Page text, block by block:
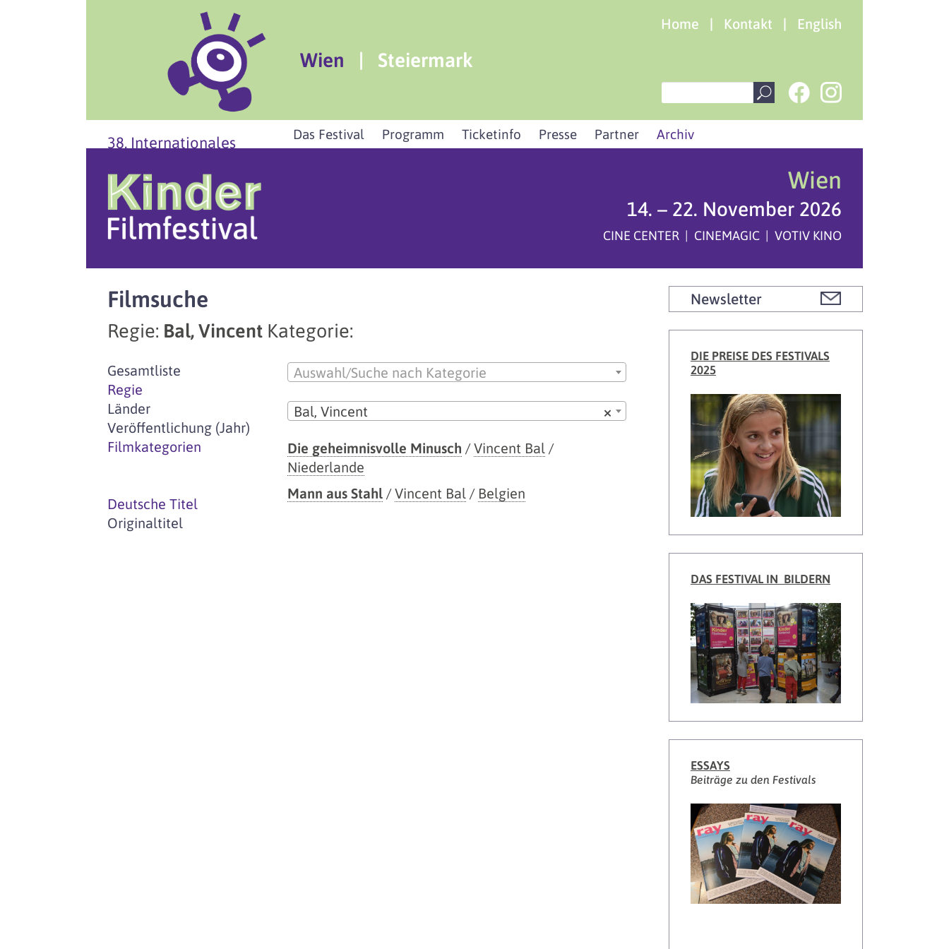
Home | Kontakt | English
Wien | Steiermark
38. Internationales Das Festival Programm Ticketinfo Presse Partner Archiv
Wien
14. – 22. November 2026
CINE CENTER | CINEMAGIC | VOTIV KINO
Filmsuche
Regie: Bal, Vincent Kategorie:
Gesamtliste
Regie
Länder
Veröffentlichung (Jahr)
Filmkategorien
Deutsche Titel
Originaltitel
Auswahl/Suche nach Kategorie
×
Bal, Vincent
Die geheimnisvolle Minusch /Vincent Bal /
Niederlande
Mann aus Stahl /Vincent Bal / Belgien
Newsletter
DIE PREISE DES FESTIVALS
2025
DAS FESTIVAL IN BILDERN
ESSAYS
Beiträge zu den Festivals